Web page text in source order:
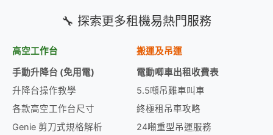
🔧 探索更多租機易熱門服務
高空工作台
手動升降台 (免用電)
升降台操作教學
各款高空工作台尺寸
Genie 剪刀式規格解析
搬運及吊運
電動唧車出租收費表
5.5噸吊雞車叫車
終極租吊車攻略
24噸重型吊運服務